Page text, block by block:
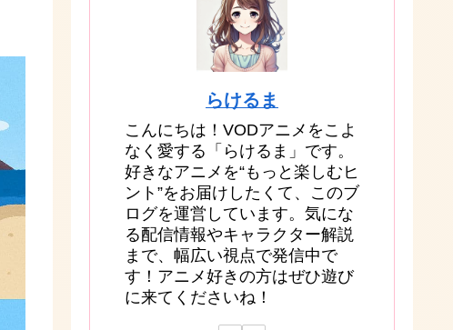
らけるま
こんにちは！VODアニメをこよ
なく愛する「らけるま」です。
好きなアニメを“もっと楽しむヒ
ント”をお届けしたくて、このブ
ログを運営しています。気にな
る配信情報やキャラクター解説
まで、幅広い視点で発信中で
す！アニメ好きの方はぜひ遊び
に来てくださいね！